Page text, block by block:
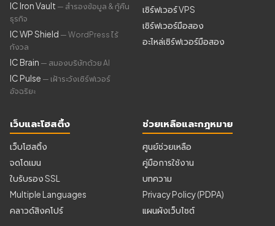
IC Iron Vault — สำรองข้อมูล & กู้คืน
ธุรกิจ
IC WP Shield — WordPress ไร้
กังวล
IC Brain — สมองบริษัทด้วย AI
IC Pulse — เฝ้าระวังเซิร์ฟเวอร์
อัจฉริยะ
เซิร์ฟเวอร์ VPS
เซิร์ฟเวอร์มือสอง
อะไหล่เซิร์ฟเวอร์มือสอง
เว็บและโฮสติ้ง
เว็บโฮสติ้ง
จดโดเมน
ใบรับรอง SSL
Multiple Languages
คลาวด์สิงคโปร์
ช่วยเหลือและกฎหมาย
ศูนย์ช่วยเหลือ
คู่มือการใช้งาน
บทความ
Privacy Policy (PDPA)
แผนผังเว็บไซต์